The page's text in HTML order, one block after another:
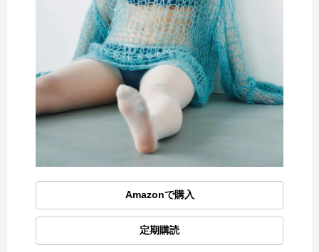
Amazonで購入
定期購読